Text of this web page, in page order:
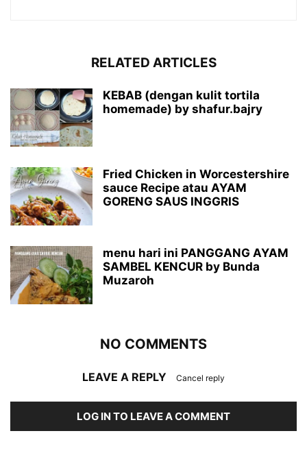
RELATED ARTICLES
KEBAB (dengan kulit tortila
homemade) by shafur.bajry
Fried Chicken in Worcestershire
sauce Recipe atau AYAM
GORENG SAUS INGGRIS
menu hari ini PANGGANG AYAM
SAMBEL KENCUR by Bunda
Muzaroh
NO COMMENTS
LEAVE A REPLY Cancel reply
LOG IN TO LEAVE A COMMENT